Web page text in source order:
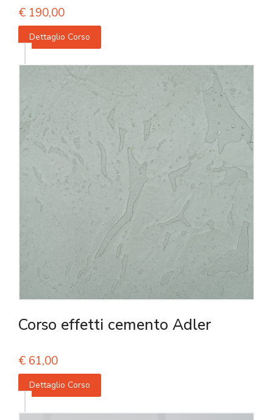
€ 190,00
Dettaglio Corso
Corso effetti cemento Adler
€ 61,00
Dettaglio Corso